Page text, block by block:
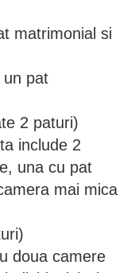
matrimonial si
un pat
2 paturi)
include 2
una cu pat
mai mica
doua camere